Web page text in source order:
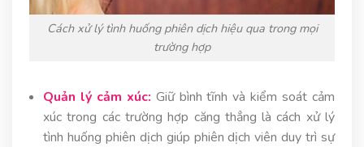
Cách xử lý tình huống phiên dịch hiệu qua trong mọi
trường hợp
Quản lý cảm xúc: Giữ bình tĩnh và kiểm soát cảm
xúc trong các trường hợp căng thẳng là cách xử lý
tình huống phiên dịch giúp phiên dịch viên duy trì sự